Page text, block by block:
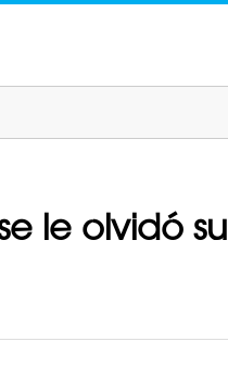
le olvidó su